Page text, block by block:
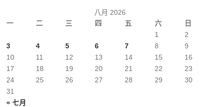
八月 2026
一
二 三 四 五 六 日
« 七月
1
2
3
4 5 6 7 8
9
10
11 12 13 14 15
16
17
18 19 20 21 22
23
24
25 26 27 28 29
30
31